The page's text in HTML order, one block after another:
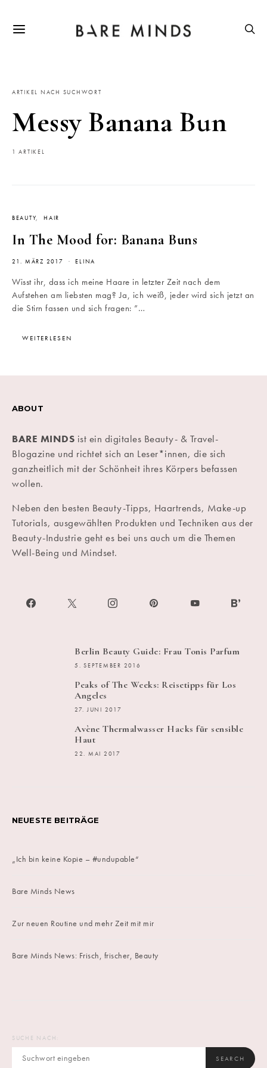
ARTIKEL NACH SUCHWORT
Messy Banana Bun
1 ARTIKEL
BEAUTY HAIR
In The Mood for: Banana Buns
21. MÄRZ 2017 ELINA
Wisst ihr, dass ich meine Haare in letzter Zeit nach dem
Aufstehen am liebsten mag? Ja, ich weiß, jeder wird sich jetzt an
die Stirn fassen und sich fragen: ”…
WEITERLESEN
ABOUT
BARE MINDS ist ein digitales Beauty- & Travel-
Blogazine und richtet sich an Leser*innen, die sich
ganzheitlich mit der Schönheit ihres Körpers befassen
wollen.
Neben den besten Beauty-Tipps, Haartrends, Make-up
Tutorials, ausgewählten Produkten und Techniken aus der
Beauty-Industrie geht es bei uns auch um die Themen
Well-Being und Mindset.
Berlin Beauty Guide: Frau Tonis Parfum
5. SEPTEMBER 2016
Peaks of The Weeks: Reisetipps für Los
Angeles
27. JUNI 2017
Avène Thermalwasser Hacks für sensible
Haut
22. MAI 2017
NEUESTE BEITRÄGE
„Ich bin keine Kopie – #undupable“
Bare Minds News
Zur neuen Routine und mehr Zeit mit mir
Bare Minds News: Frisch, frischer, Beauty
SUCHE NACH:
SEARCH